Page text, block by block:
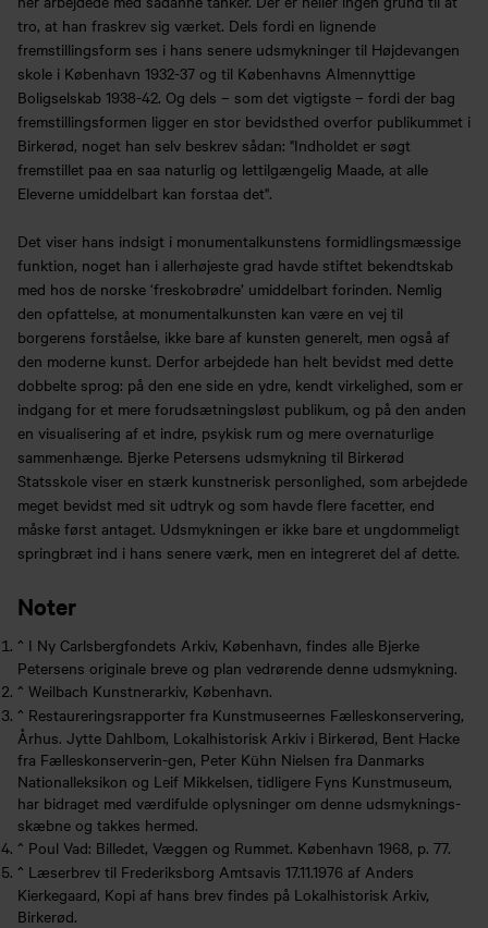
tro, at han fraskrev sig værket. Dels fordi en lignende
fremstillingsform ses i hans senere udsmykninger til Højdevangen
skole i København 1932-37 og til Københavns Almennyttige
Boligselskab 1938-42. Og dels – som det vigtigste – fordi der bag
fremstillingsformen ligger en stor bevidsthed overfor publikummet i
Birkerød, noget han selv beskrev sådan: "Indholdet er søgt
fremstillet paa en saa naturlig og lettilgængelig Maade, at alle
Eleverne umiddelbart kan forstaa det".
Det viser hans indsigt i monumentalkunstens formidlingsmæssige
funktion, noget han i allerhøjeste grad havde stiftet bekendtskab
med hos de norske ‘freskobrødre’ umiddelbart forinden. Nemlig
den opfattelse, at monumentalkunsten kan være en vej til
borgerens forståelse, ikke bare af kunsten generelt, men også af
den moderne kunst. Derfor arbejdede han helt bevidst med dette
dobbelte sprog: på den ene side en ydre, kendt virkelighed, som er
indgang for et mere forudsætningsløst publikum, og på den anden
en visualisering af et indre, psykisk rum og mere overnaturlige
sammenhænge. Bjerke Petersens udsmykning til Birkerød
Statsskole viser en stærk kunstnerisk personlighed, som arbejdede
meget bevidst med sit udtryk og som havde flere facetter, end
måske først antaget. Udsmykningen er ikke bare et ungdommeligt
springbræt ind i hans senere værk, men en integreret del af dette.
Noter
^ I Ny Carlsbergfondets Arkiv, København, findes alle Bjerke
Petersens originale breve og plan vedrørende denne udsmykning.
^ Weilbach Kunstnerarkiv, København.
^ Restaureringsrapporter fra Kunstmuseernes Fælleskonservering,
Århus. Jytte Dahlbom, Lokalhistorisk Arkiv i Birkerød, Bent Hacke
fra Fælleskonserverin-gen, Peter Kühn Nielsen fra Danmarks
Nationalleksikon og Leif Mikkelsen, tidligere Fyns Kunstmuseum,
har bidraget med værdifulde oplysninger om denne udsmyknings-
skæbne og takkes hermed.
^ Poul Vad: Billedet, Væggen og Rummet. København 1968, p. 77.
^ Læserbrev til Frederiksborg Amtsavis 17.11.1976 af Anders
Kierkegaard, Kopi af hans brev findes på Lokalhistorisk Arkiv,
Birkerød.